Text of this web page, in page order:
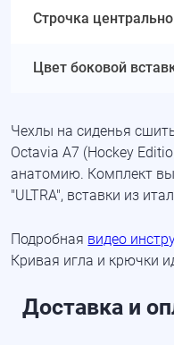
Строчка
Цвет боковой
Чехлы на сиденья
Octavia A7 (Hockey
анатомию. Комплект
"ULTRA", вставки из
Подробная видео
Кривая игла и крючки
Доставка и